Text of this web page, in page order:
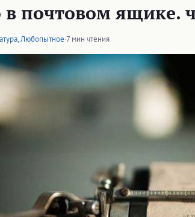
почтовом ящике.
,Любопытное·7 мин чтения